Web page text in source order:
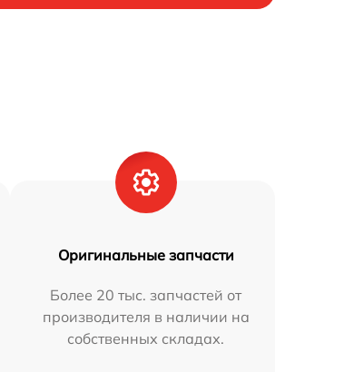
Оригинальные запчасти
Более 20 тыс. запчастей от
производителя в наличии на
собственных складах.